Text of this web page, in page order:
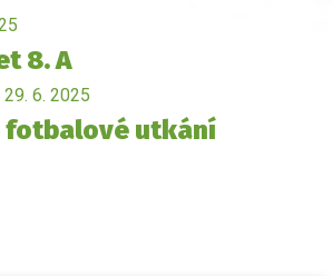
8. A
29. 6. 2025
fotbalové utkání